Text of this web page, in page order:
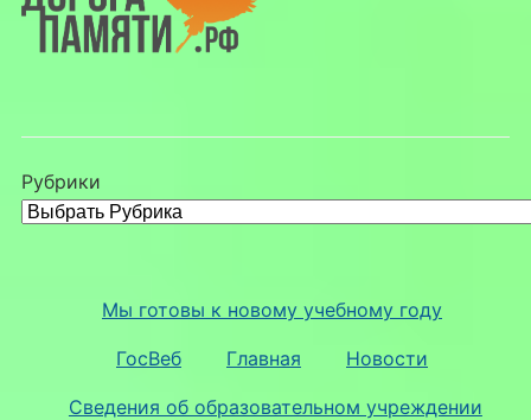
Рубрики
Мы готовы к новому учебному году
ГосВеб Главная Новости
Сведения об образовательном учреждении